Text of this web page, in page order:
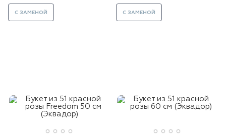
С ЗАМЕНОЙ С ЗАМЕНОЙ